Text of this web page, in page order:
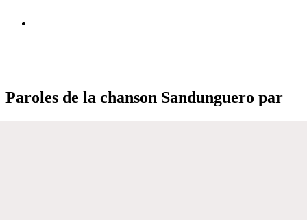
Paroles de la chanson Sandunguero par